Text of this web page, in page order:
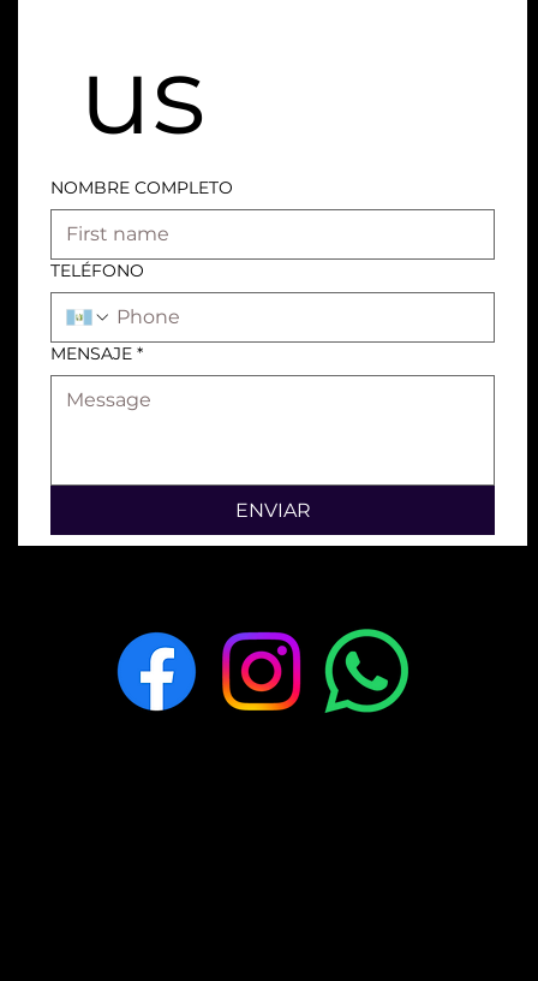
us
NOMBRE COMPLETO
TELÉFONO
MENSAJE *
ENVIAR